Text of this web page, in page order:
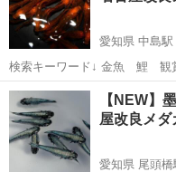
愛知県 中島駅
検索キーワード↓ 金魚
淡水魚 鉄魚 ベ…
愛知 名古屋市 中島駅
【NEW】
屋改良メ
愛知県 尾頭橋